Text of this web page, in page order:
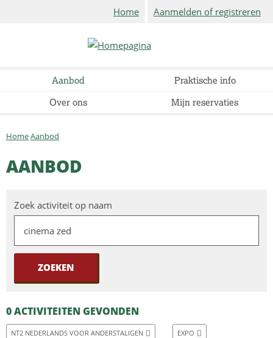
Home Aanmelden of registreren
Aanbod
Praktische info
Over ons
Mijn reservaties
HomeAanbod
AANBOD
Zoek activiteit op naam
0 ACTIVITEITEN GEVONDEN
NT2 NEDERLANDS VOOR ANDERSTALIGEN EXPO